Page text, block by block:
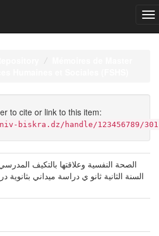
to cite or link to this item:
biskra.dz/handle/123456789/
الصحة النفسية وعلاقتها بالتكيف
السنة الثانية ثانو ي دراسة ميداني